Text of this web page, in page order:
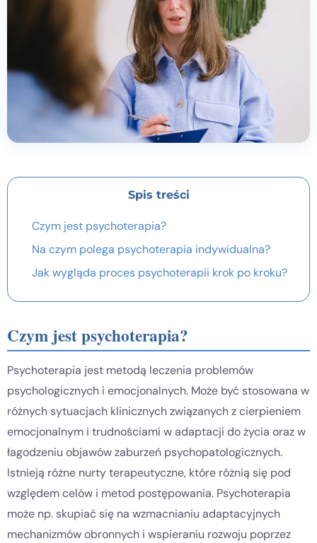
Spis treści
Czym jest psychoterapia?
Na czym polega psychoterapia indywidualna?
Jak wygląda proces psychoterapii krok po kroku?
Czym jest psychoterapia?
Psychoterapia jest metodą leczenia problemów
psychologicznych i emocjonalnych. Może być stosowana w
różnych sytuacjach klinicznych związanych z cierpieniem
emocjonalnym i trudnościami w adaptacji do życia oraz w
łagodzeniu objawów zaburzeń psychopatologicznych.
Istnieją różne nurty terapeutyczne, które różnią się pod
względem celów i metod postępowania. Psychoterapia
może np. skupiać się na wzmacnianiu adaptacyjnych
mechanizmów obronnych i wspieraniu rozwoju poprzez